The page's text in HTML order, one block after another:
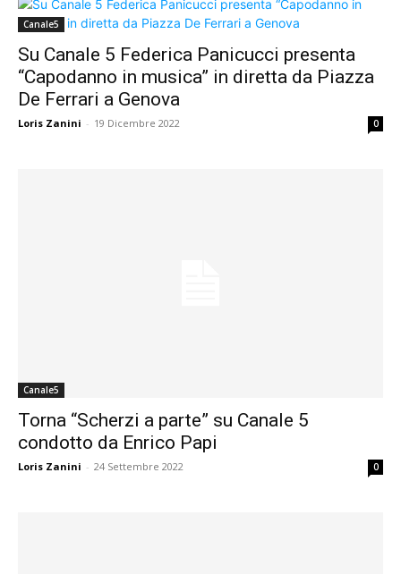
Canale5
Su Canale 5 Federica Panicucci presenta
“Capodanno in musica” in diretta da Piazza
De Ferrari a Genova
Loris Zanini - 19 Dicembre 2022 0
Canale5
Torna “Scherzi a parte” su Canale 5
condotto da Enrico Papi
Loris Zanini - 24 Settembre 2022 0